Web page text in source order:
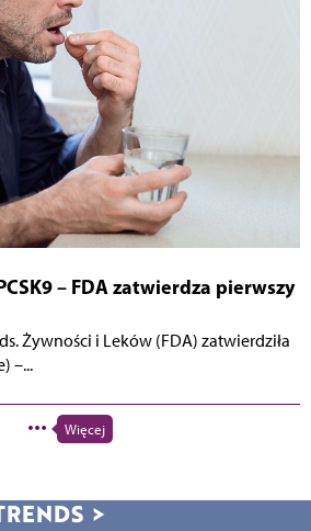
– FDA zatwierdza pierwszy
Żywności i Leków (FDA) zatwierdziła
–...
Więcej
>